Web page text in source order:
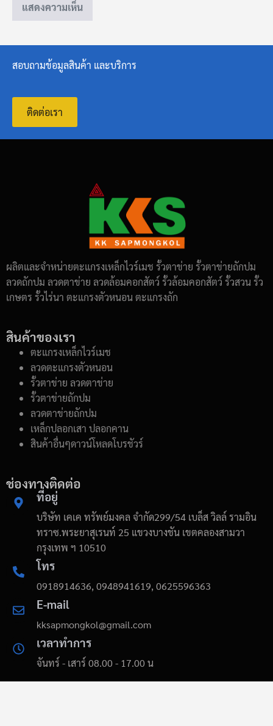
สอบถามข้อมูลสินค้า และบริการ
ติดต่อเรา
ผลิตและจำหน่ายตะแกรงเหล็กไวร์เมช รั้วตาข่าย รั้วตาข่ายถักปม
ลวดถักปม ลวดตาข่าย ลวดล้อมคอกสัตว์ รั้วล้อมคอกสัตว์ รั้วสวน รั้ว
เกษตร รั้วไร่นา ตะแกรงตัวหนอน ตะแกรงถัก
สินค้าของเรา
ตะแกรงเหล็กไวร์เมช
ลวดตะแกรงตัวหนอน
รั้วตาข่าย ลวดตาข่าย
รั้วตาข่ายถักปม
ลวดตาข่ายถักปม
เหล็กปลอกเสา ปลอกคาน
สินค้าอื่นๆดาวน์โหลดโบรชัวร์
ช่องทางติดต่อ
ที่อยู่
บริษัท เคเค ทรัพย์มงคล จำกัด299/54 เบล็ส วิลล์ รามอิน
ทราซ.พระยาสุเรนท์ 25 แขวงบางชัน เขตคลองสามวา
กรุงเทพ ฯ 10510
โทร
0918914636, 0948941619, 0625596363
E-mail
kksapmongkol@gmail.com
เวลาทำการ
จันทร์ - เสาร์ 08.00 - 17.00 น